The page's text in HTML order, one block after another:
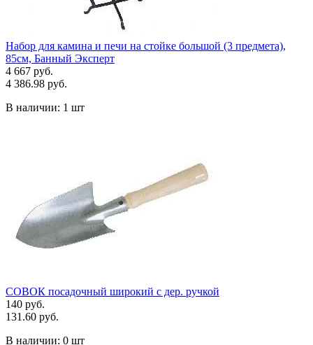
Набор для камина и печи на стойке большой (3 предмета),
85см, Банный Эксперт
4 667 руб.
4 386.98 руб.
В наличии: 1 шт
СОВОК посадочный широкий с дер. ручкой
140 руб.
131.60 руб.
В наличии: 0 шт